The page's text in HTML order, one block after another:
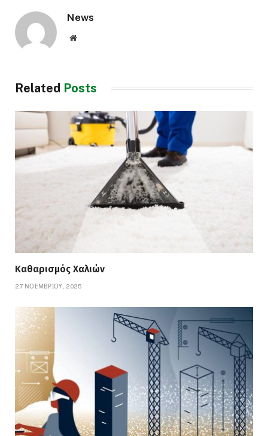
News
Website
Related Posts
Καθαρισμός Χαλιών
27 ΝΟΕΜΒΡΊΟΥ, 2025